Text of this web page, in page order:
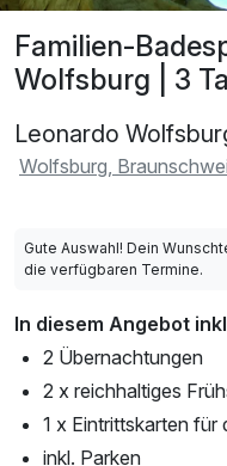
Familien-
Wolfsburg | 3
Leonardo
Wolfsburg,
Gute Auswahl! Dein
die verfügbaren Termine.
In diesem Angebot
2 Übernachtungen
2 x reichhaltiges
1 x Eintrittskarten für
inkl. Parken